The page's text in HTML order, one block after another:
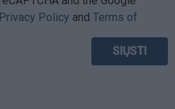
Privacy Policy and Terms of